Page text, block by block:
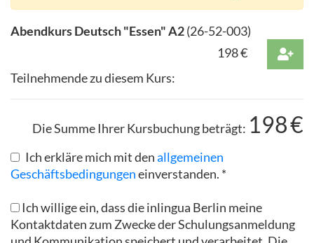
Abendkurs Deutsch "Essen" A2(26-52-003)
198€
Teilnehmende zu diesem Kurs:
Die Summe Ihrer Kursbuchung beträgt: 198€
Ich erkläre mich mit denallgemeinen
Geschäftsbedingungeneinverstanden. *
Ich willige ein, dass die inlingua Berlin meine
Kontaktdaten zum Zwecke der Schulungsanmeldung